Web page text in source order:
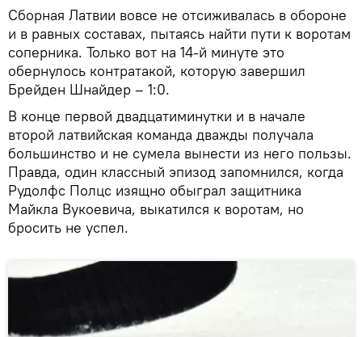
Сборная Латвии вовсе не отсиживалась в обороне
и в равных составах, пытаясь найти пути к воротам
соперника. Только вот на 14-й минуте это
обернулось контратакой, которую завершил
Брейден Шнайдер – 1:0.
В конце первой двадцатиминутки и в начале
второй латвийская команда дважды получала
большинство и не сумела вынести из него пользы.
Правда, один классный эпизод запомнился, когда
Рудолфс Полцс изящно обыграл защитника
Майкла Вукоевича, выкатился к воротам, но
бросить не успел.